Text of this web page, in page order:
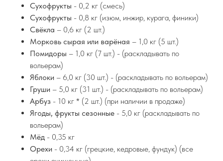
Сухофрукты - 0,2 кг (смесь)
Сухофрукты - 0,8 кг (изюм, инжир, курага, финики)
Свёкла – 0,6 кг (2 шт.)
Морковь сырая или варёная – 1,0 кг (5 шт.)
Помидоры – 1,0 кг (7 шт.) - (раскладывать по
вольерам)
Яблоки – 6,0 кг (30 шт.) - (раскладывать по вольерам)
Груши – 5,0 кг (31 шт.) - (раскладывать по вольерам)
Арбуз - 10 кг * (2 шт.) (при наличии в продаже)
Ягоды, фрукты сезонные - 5,0 кг (раскладывать по
вольерам)
Мёд - 0,35 кг
Орехи - 0,34 кг (грецкие, кедровые, фундук) (все